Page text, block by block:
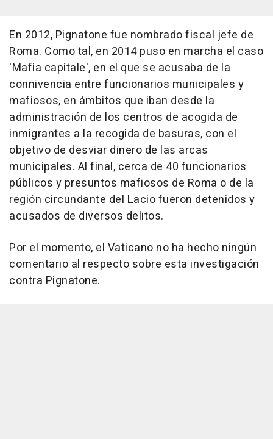
En 2012, Pignatone fue nombrado fiscal jefe de
Roma. Como tal, en 2014 puso en marcha el caso
'Mafia capitale', en el que se acusaba de la
connivencia entre funcionarios municipales y
mafiosos, en ámbitos que iban desde la
administración de los centros de acogida de
inmigrantes a la recogida de basuras, con el
objetivo de desviar dinero de las arcas
municipales. Al final, cerca de 40 funcionarios
públicos y presuntos mafiosos de Roma o de la
región circundante del Lacio fueron detenidos y
acusados de diversos delitos.
Por el momento, el Vaticano no ha hecho ningún
comentario al respecto sobre esta investigación
contra Pignatone.